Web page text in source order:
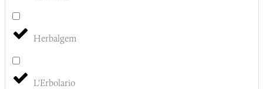
Herbalgem
L'Erbolario